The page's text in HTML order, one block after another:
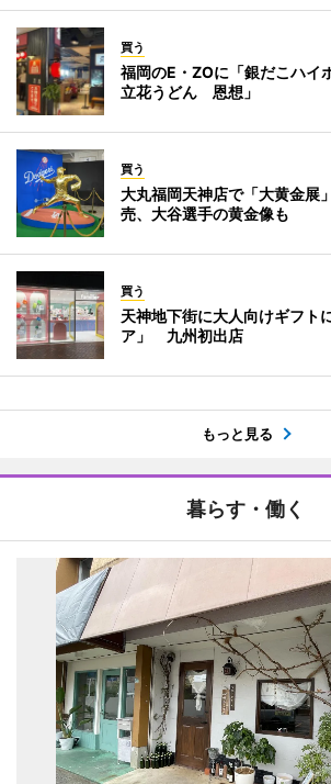
買う
福岡のE・ZOに「銀だこハイ
立花うどん 恩想」
買う
大丸福岡天神店で「大黄金
売、大谷選手の黄金像も
買う
天神地下街に大人向けギフト
ア」 九州初出店
もっと見る
暮らす・働く